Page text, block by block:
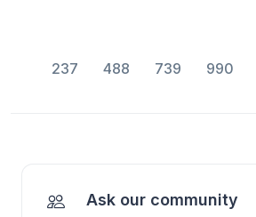
237 488 739 990
Ask our community